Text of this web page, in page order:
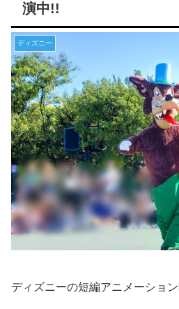
演中!!
ディズニー
ディズニーの短編アニメーショ